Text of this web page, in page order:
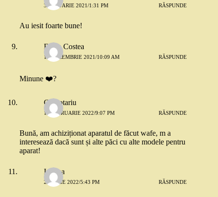
3 IANUARIE 2021/1:31 PM RĂSPUNDE
Au iesit foarte bune!
Elena Costea
15 DECEMBRIE 2021/10:09 AM RĂSPUNDE
Minune ❤️?
Ciubotariu
16 FEBRUARIE 2022/9:07 PM RĂSPUNDE
Bună, am achiziționat aparatul de făcut wafe, m a
interesează dacă sunt și alte păci cu alte modele pentru
aparat!
Iuliana
23 IULIE 2022/5:43 PM RĂSPUNDE